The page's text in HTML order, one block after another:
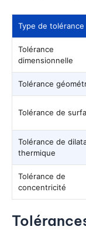
Type de tolérance
Tolérance
dimensionnelle
Tolérance
Tolérance de
Tolérance de
thermique
Tolérance de
concentricité